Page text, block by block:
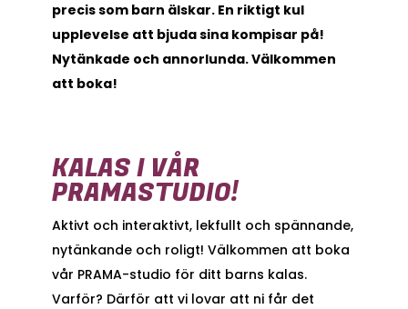
precis som barn älskar. En riktigt kul
upplevelse att bjuda sina kompisar på!
Nytänkade och annorlunda. Välkommen
att boka!
KALAS I VÅR
PRAMASTUDIO!
Aktivt och interaktivt, lekfullt och spännande,
nytänkande och roligt! Välkommen att boka
vår PRAMA-studio för ditt barns kalas.
Varför? Därför att vi lovar att ni får det